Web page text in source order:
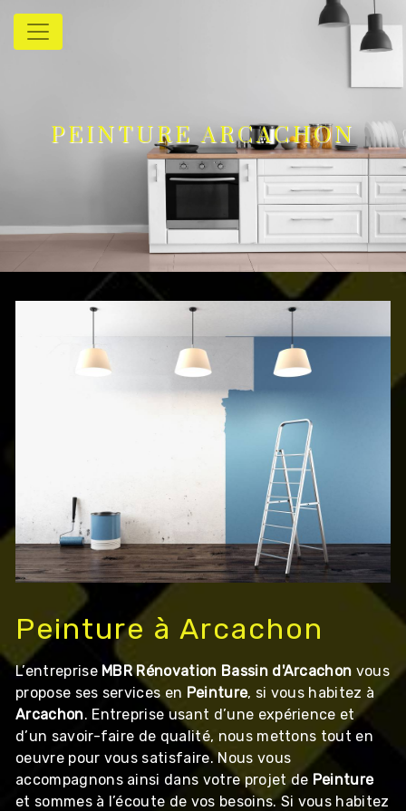
Panneau de gestion des cookies
PEINTURE ARCACHON
Peinture à Arcachon
L’entreprise MBR Rénovation Bassin d'Arcachon vous
propose ses services en Peinture, si vous habitez à
Arcachon. Entreprise usant d’une expérience et
d’un savoir-faire de qualité, nous mettons tout en
oeuvre pour vous satisfaire. Nous vous
accompagnons ainsi dans votre projet de Peinture
et sommes à l’écoute de vos besoins. Si vous habitez